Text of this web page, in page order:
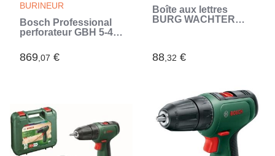
BURINEUR
Bosch Professional
perforateur GBH 5-40
- 8,8 joules - 1500 a
2980 cps/min dans
869,07 €
Boîte aux lettres
BURG WACHTER
Noir - Fabriqué en
88,32 €